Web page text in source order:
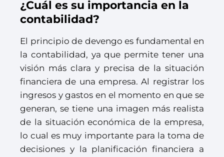
¿Cuál es su importancia en la
contabilidad?
El principio de devengo es fundamental en
la contabilidad, ya que permite tener una
visión más clara y precisa de la situación
financiera de una empresa. Al registrar los
ingresos y gastos en el momento en que se
generan, se tiene una imagen más realista
de la situación económica de la empresa,
lo cual es muy importante para la toma de
decisiones y la planificación financiera a